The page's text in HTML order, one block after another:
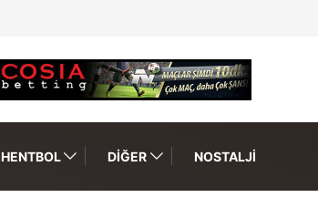
HENTBOL DIĞER NOSTALJI